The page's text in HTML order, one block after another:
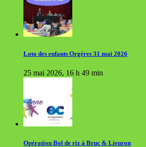
Loto des enfants Orgères 31 mai 2026
25 mai 2026, 16 h 49 min
Opération Bol de riz à Bruc & Lieuron